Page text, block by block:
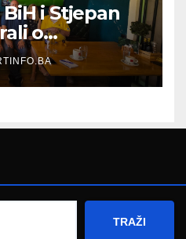
i Stjepan
o
Bosne i
TRAŽI